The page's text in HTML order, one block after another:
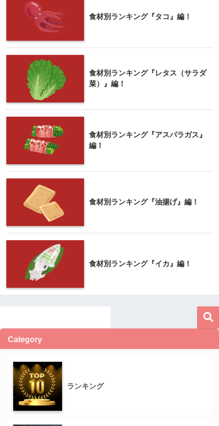
食材別ランキング『タコ』編！
食材別ランキング『レタス（サラダ
菜）』編！
食材別ランキング『アスパラガス』
編！
食材別ランキング『油揚げ』編！
食材別ランキング『イカ』編！
Category
ランキング